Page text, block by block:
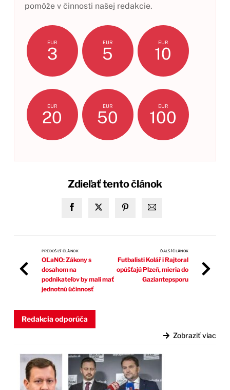
pomôže v činnosti našej redakcie.
EUR
3
EUR
5
EUR
10
EUR
20
EUR
50
EUR
100
Zdieľať tento článok
PREDOŠLÝ ČLÁNOK
OĽaNO: Zákony s
dosahom na
podnikateľov by mali mať
jednotnú účinnosť
ĎALŠÍ ČLÁNOK
Futbalisti Kolář i Rajtoral
opúšťajú Plzeň, mieria do
Gaziantepsporu
Redakcia odporúča
Zobraziť viac